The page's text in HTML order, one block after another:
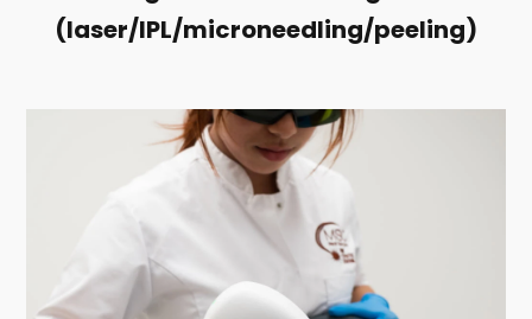
(laser/IPL/microneedling/peeling)